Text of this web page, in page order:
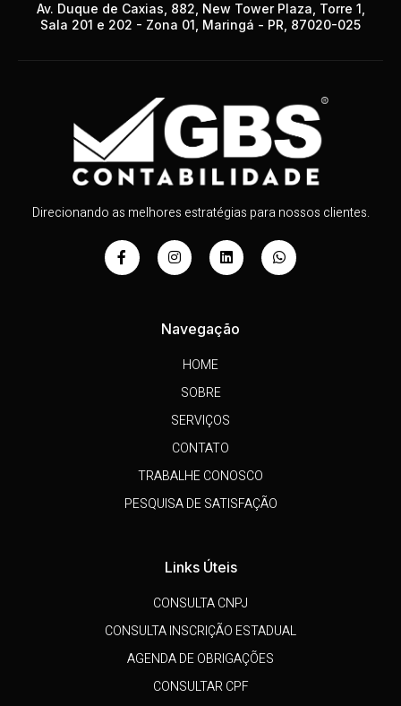
Av. Duque de Caxias, 882, New Tower Plaza, Torre 1,
Sala 201 e 202 - Zona 01, Maringá - PR, 87020-025
Direcionando as melhores estratégias para nossos clientes.
Navegação
HOME
SOBRE
SERVIÇOS
CONTATO
TRABALHE CONOSCO
PESQUISA DE SATISFAÇÃO
Links Úteis
CONSULTA CNPJ
CONSULTA INSCRIÇÃO ESTADUAL
AGENDA DE OBRIGAÇÕES
CONSULTAR CPF